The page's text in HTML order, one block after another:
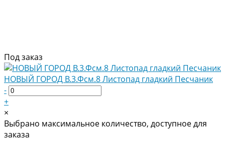
Под заказ
НОВЫЙ ГОРОД В.3.Фсм.8 Листопад гладкий Песчаник
-
+
×
Выбрано максимальное количество, доступное для
заказа